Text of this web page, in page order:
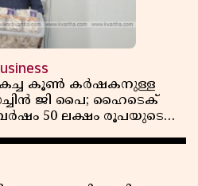
കൂൺ കർഷകനുള്ള
ജി പൈ; ഹൈടെക്
50 ലക്ഷം രൂപയുടെ